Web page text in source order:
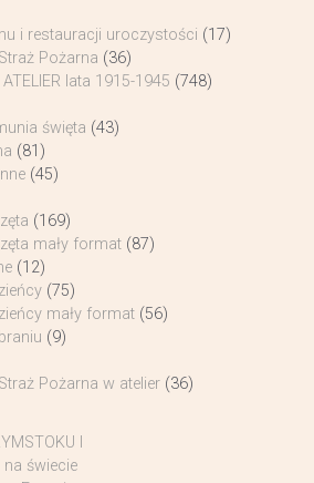
i restauracji uroczystości (17)
Pożarna (36)
lata 1915-1945 (748)
święta (43)
(81)
(45)
(169)
mały format (87)
(12)
(75)
mały format (56)
(9)
Pożarna w atelier (36)
I
świecie